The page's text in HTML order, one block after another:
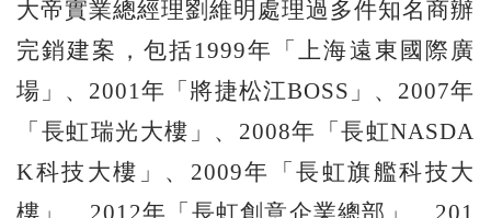
大帝實業總經理劉維明處理過多件知名商辦
完銷建案，包括1999年「上海遠東國際廣
場」、2001年「將捷松江BOSS」、2007年
「長虹瑞光大樓」、2008年「長虹NASDA
K科技大樓」、2009年「長虹旗艦科技大
樓」、2012年「長虹創意企業總部」、201